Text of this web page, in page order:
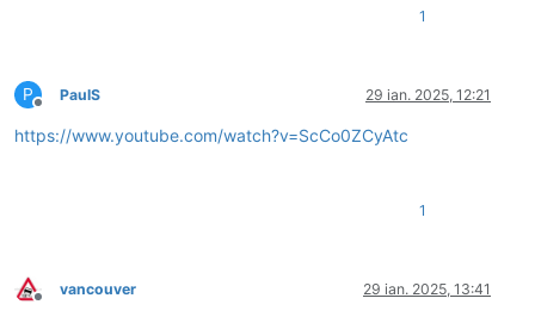
1
P
Deconectat
PaulS 29 ian. 2025, 12:21
https://www.youtube.com/watch?v=ScCo0ZCyAtc
1
Deconectat
vancouver 29 ian. 2025, 13:41